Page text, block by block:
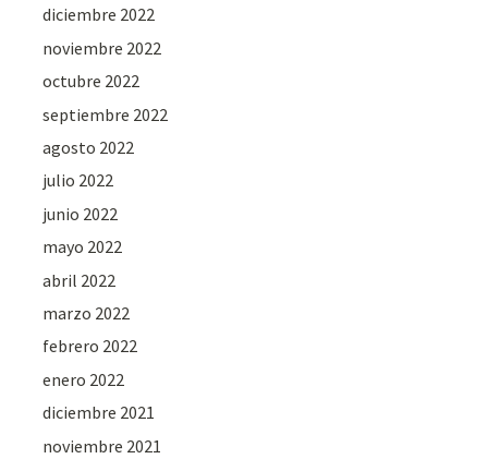
diciembre 2022
noviembre 2022
octubre 2022
septiembre 2022
agosto 2022
julio 2022
junio 2022
mayo 2022
abril 2022
marzo 2022
febrero 2022
enero 2022
diciembre 2021
noviembre 2021